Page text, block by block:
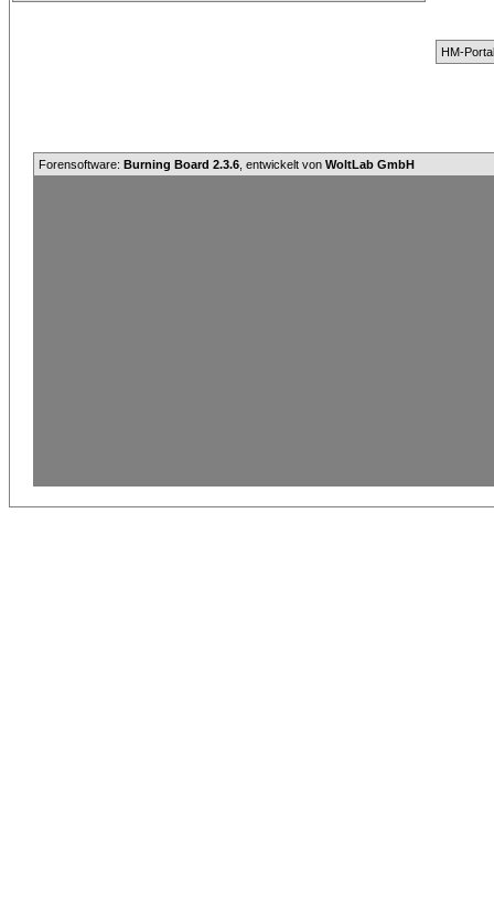
HM-
Forensoftware: Burning Board 2.3.6 , entwickelt von WoltLab GmbH